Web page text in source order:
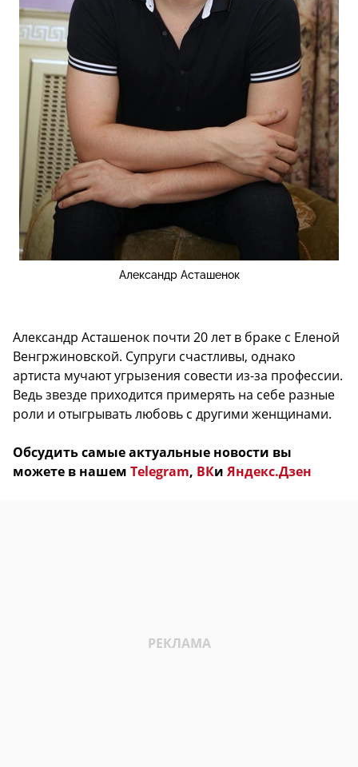
Александр Асташенок
Александр Асташенок почти 20 лет в браке с Еленой
Венгржиновской. Супруги счастливы, однако
артиста мучают угрызения совести из-за профессии.
Ведь звезде приходится примерять на себе разные
роли и отыгрывать любовь с другими женщинами.
Обсудить самые актуальные новости вы
можете в нашем Telegram, ВКи Яндекс.Дзен